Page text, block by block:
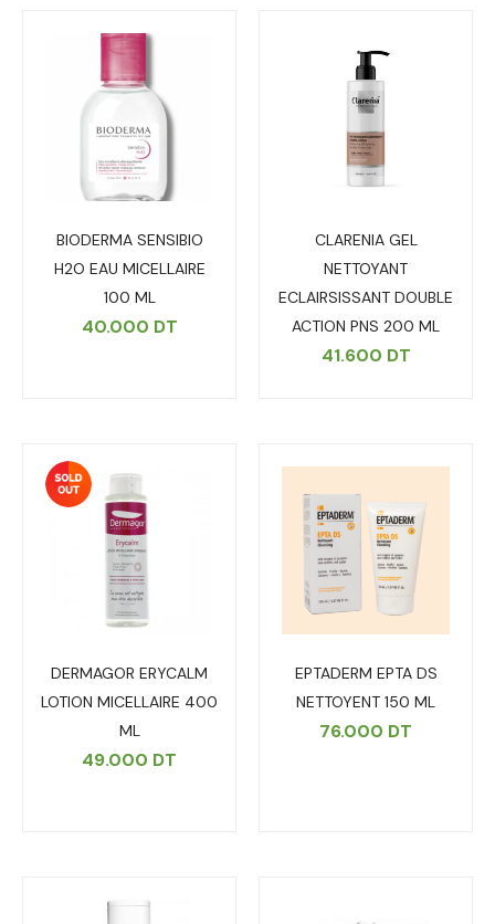
BIODERMA SENSIBIO
H2O EAU MICELLAIRE
100 ML
40.000 DT
CLARENIA GEL
NETTOYANT
ECLAIRSISSANT DOUBLE
ACTION PNS 200 ML
41.600 DT
DERMAGOR ERYCALM
LOTION MICELLAIRE 400
ML
49.000 DT
EPTADERM EPTA DS
NETTOYENT 150 ML
76.000 DT